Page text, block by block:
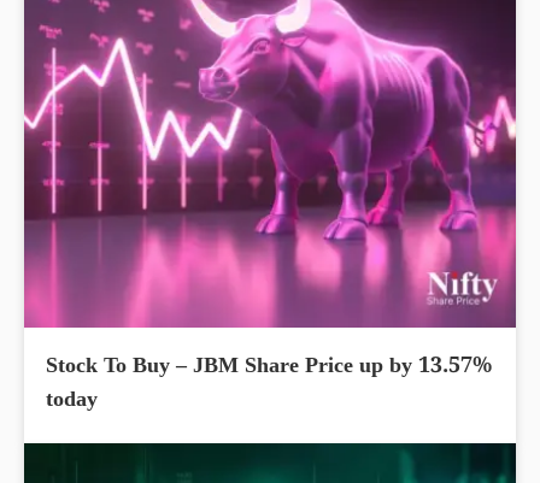
Stock To Buy – JBM Share Price up by 13.57%
today